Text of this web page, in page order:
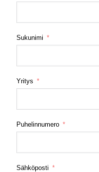
Sukunimi
Yritys
Puhelinnumero
Sähköposti